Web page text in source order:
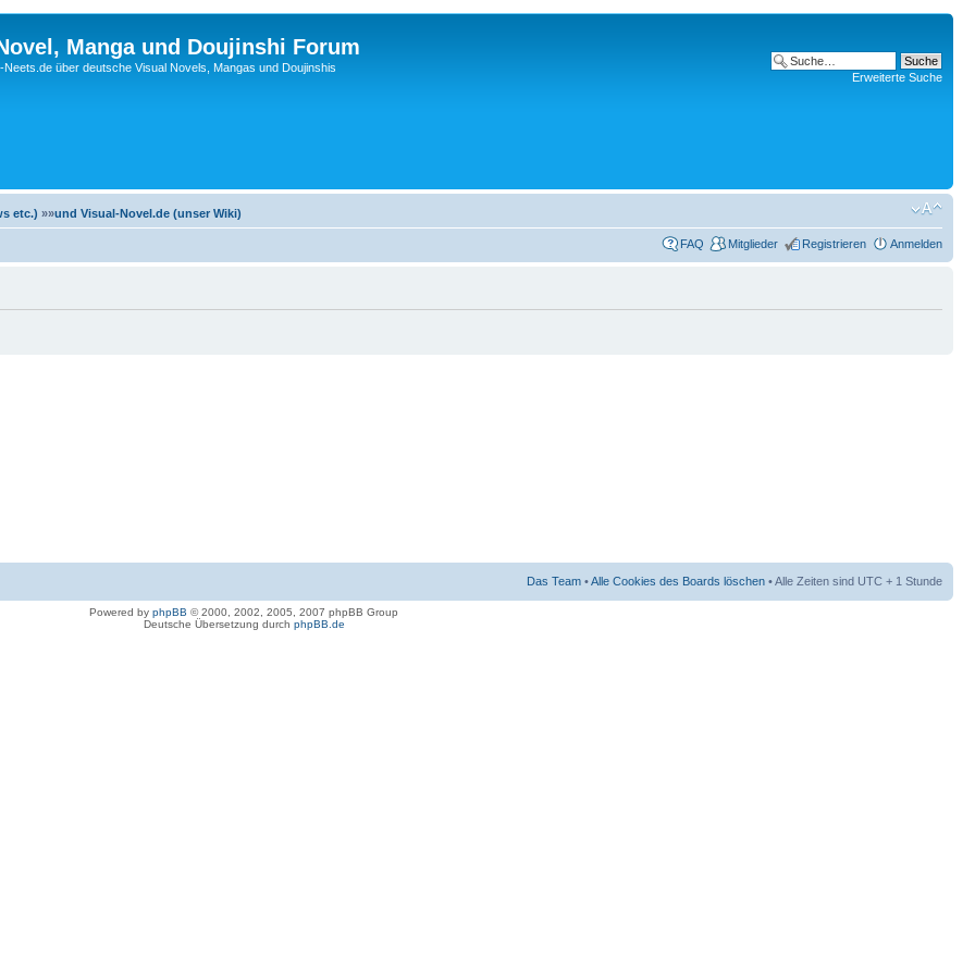
Manga und Doujinshi Forum
über deutsche Visual Novels, Mangas und Doujinshis
Erweiterte Suche
etc.) »»und Visual-Novel.de (unser Wiki)
FAQ Mitglieder Registrieren Anmelden
Das Team •Alle Cookies des Boards löschen • Alle Zeiten sind UTC + 1 Stunde
Powered by phpBB © 2000, 2002, 2005, 2007 phpBB Group
Deutsche Übersetzung durch phpBB.de